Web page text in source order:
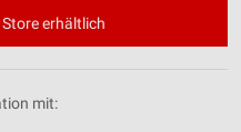
erhältlich
mit: